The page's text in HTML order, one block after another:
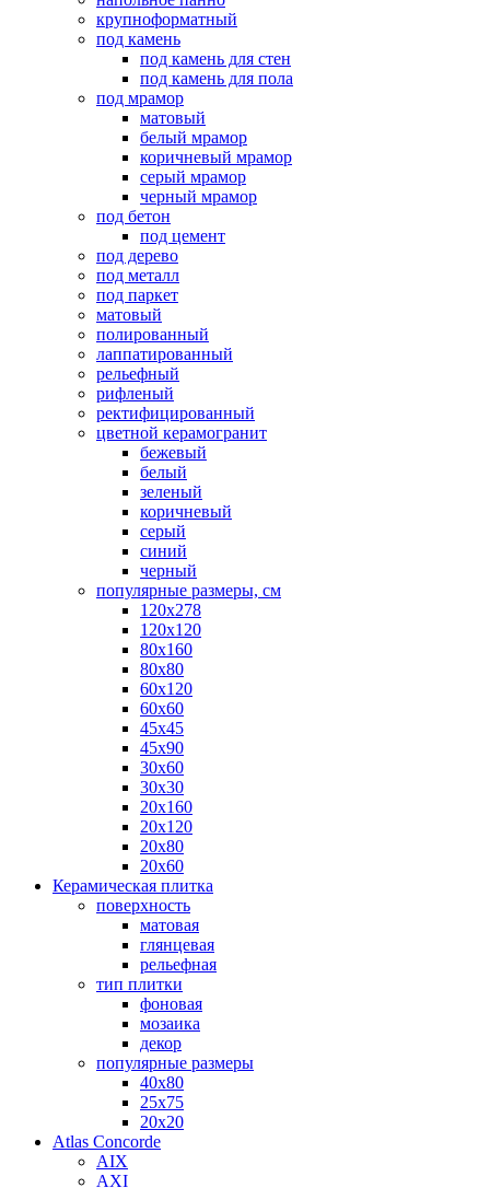
крупноформатный
под камень
под камень для стен
под камень для пола
под мрамор
матовый
белый мрамор
коричневый мрамор
серый мрамор
черный мрамор
под бетон
под цемент
под дерево
под металл
под паркет
матовый
полированный
лаппатированный
рельефный
рифленый
ректифицированный
цветной керамогранит
бежевый
белый
зеленый
коричневый
серый
синий
черный
популярные размеры, см
120х278
120х120
80х160
80х80
60х120
60х60
45х45
45х90
30х60
30х30
20х160
20х120
20х80
20х60
Керамическая плитка
поверхность
матовая
глянцевая
рельефная
тип плитки
фоновая
мозаика
декор
популярные размеры
40х80
25х75
20х20
Atlas Concorde
AIX
AXI